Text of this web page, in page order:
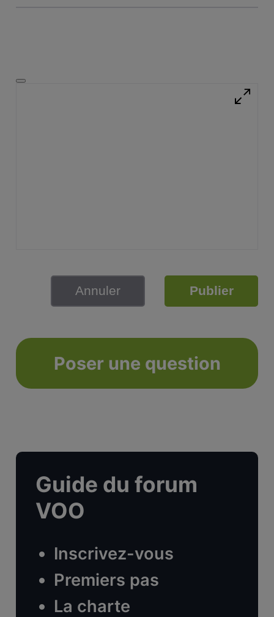
Annuler Publier
Poser une question
Guide du forum
VOO
Inscrivez-vous
Premiers pas
La charte